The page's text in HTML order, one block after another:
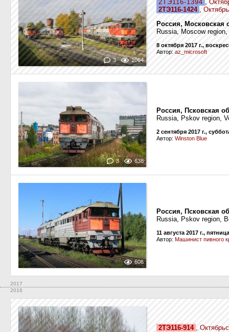
3 1064
2ТЭ116-1394 ,
2ТЭ116-1424 ,
Россия, Московская
Russia, Moscow
8 октября 2017 г.,
Автор: az_microsoft
3 638
Россия, Псковская
Russia, Pskov region,
2 сентября 2017 г.,
Автор: Winston Blue
606
Россия, Псковская
Russia, Pskov region,
11 августа 2017 г., пятница
Автор: Машинист пивного
2017
2016
2ТЭ116-914 ,